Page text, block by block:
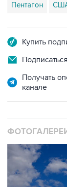
Пентагон
Купить
Получать
канале